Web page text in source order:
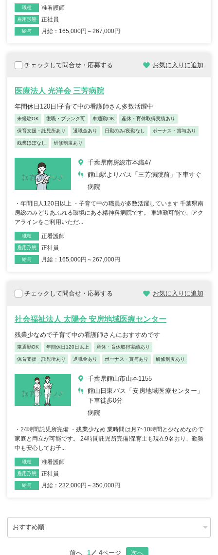
職種 准看護師
雇用形態 正社員
給与 月給：165,000円～267,000円
チェックして問合せ・応募する お気に入りに追加
医療法人 光洋会 三芳病院
年間休日120日!子育て中の看護師さん多数活躍中
未経験OK 復職・ブランク可 車通勤OK 産休・育休取得実績あり
保育支援・託児所あり 退職金あり 日勤のみ/夜勤なし ボーナス・賞与あり
残業ほぼなし 研修制度あり
千葉県南房総市本織47
館山駅よりバス「三芳病院前」下車すぐ
病院
・年間旧人120日以上 ・子育て中の職員が多数活躍しています 千葉県南
房総のみどりあふれる環境にある精神科病院です。 車通勤可能で、アク
アラインをご利用いただ...
職種 正看護師
雇用形態 正社員
給与 月給：165,000円～267,000円
チェックして問合せ・応募する お気に入りに追加
社会福祉法人 太陽会 安房地域医療センター
残業少なめで子育て中の看護師さんにおすすめです
車通勤OK 年間休日120日以上 産休・育休取得実績あり
保育支援・託児所あり 退職金あり ボーナス・賞与あり 研修制度あり
千葉県館山市山本1155
館山日東バス「安房地域医療センター」
下車徒歩0分
病院
・24時間託児所完備 ・残業少なめ 業時間は月7~10時間と少なめなので
家庭と両立が可能です。 24時間託児所完備!保育士も現在9名おり、勤務
中も安心してお子...
職種 准看護師
雇用形態 正社員
給与 月給：232,000円～350,000円
前へ 1 4ページ 次へ